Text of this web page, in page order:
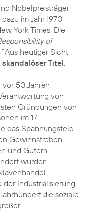
Nobelpreisträger
im Jahr 1970
York Times. Die
of
Aus heutiger Sicht
skandalöser Titel.
vor 50 Jahren
von
Gründungen von
im 17.
das Spannungsfeld
Gewinnstreben
und Gütern
wurden
Industrialisierung
die soziale